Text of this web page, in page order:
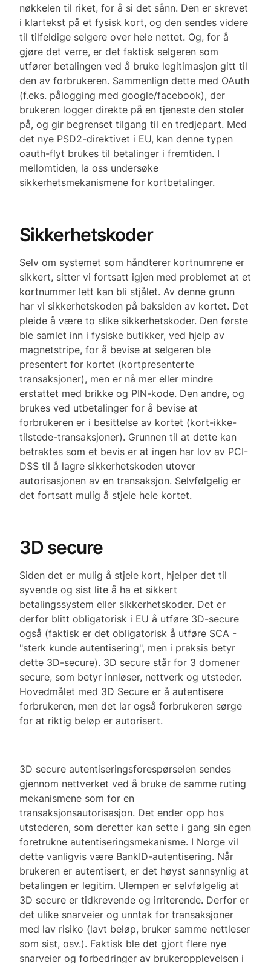
nøkkelen til riket, for å si det sånn. Den er skrevet
i klartekst på et fysisk kort, og den sendes videre
til tilfeldige selgere over hele nettet. Og, for å
gjøre det verre, er det faktisk selgeren som
utfører betalingen ved å bruke legitimasjon gitt til
den av forbrukeren. Sammenlign dette med OAuth
(f.eks. pålogging med google/facebook), der
brukeren logger direkte på en tjeneste den stoler
på, og gir begrenset tilgang til en tredjepart. Med
det nye PSD2-direktivet i EU, kan denne typen
oauth-flyt brukes til betalinger i fremtiden. I
mellomtiden, la oss undersøke
sikkerhetsmekanismene for kortbetalinger.
Sikkerhetskoder
Selv om systemet som håndterer kortnumrene er
sikkert, sitter vi fortsatt igjen med problemet at et
kortnummer lett kan bli stjålet. Av denne grunn
har vi sikkerhetskoden på baksiden av kortet. Det
pleide å være to slike sikkerhetskoder. Den første
ble samlet inn i fysiske butikker, ved hjelp av
magnetstripe, for å bevise at selgeren ble
presentert for kortet (kortpresenterte
transaksjoner), men er nå mer eller mindre
erstattet med brikke og PIN-kode. Den andre, og
brukes ved utbetalinger for å bevise at
forbrukeren er i besittelse av kortet (kort-ikke-
tilstede-transaksjoner). Grunnen til at dette kan
betraktes som et bevis er at ingen har lov av PCI-
DSS til å lagre sikkerhetskoden utover
autorisasjonen av en transaksjon. Selvfølgelig er
det fortsatt mulig å stjele hele kortet.
3D secure
Siden det er mulig å stjele kort, hjelper det til
syvende og sist lite å ha et sikkert
betalingssystem eller sikkerhetskoder. Det er
derfor blitt obligatorisk i EU å utføre 3D-secure
også (faktisk er det obligatorisk å utføre SCA -
"sterk kunde autentisering", men i praksis betyr
dette 3D-secure). 3D secure står for 3 domener
secure, som betyr innløser, nettverk og utsteder.
Hovedmålet med 3D Secure er å autentisere
forbrukeren, men det lar også forbrukeren sørge
for at riktig beløp er autorisert.
3D secure autentiseringsforespørselen sendes
gjennom nettverket ved å bruke de samme ruting
mekanismene som for en
transaksjonsautorisasjon. Det ender opp hos
utstederen, som deretter kan sette i gang sin egen
foretrukne autentiseringsmekanisme. I Norge vil
dette vanligvis være BankID-autentisering. Når
brukeren er autentisert, er det høyst sannsynlig at
betalingen er legitim. Ulempen er selvfølgelig at
3D secure er tidkrevende og irriterende. Derfor er
det ulike snarveier og unntak for transaksjoner
med lav risiko (lavt beløp, bruker samme nettleser
som sist, osv.). Faktisk ble det gjort flere nye
snarveier og forbedringer av brukeropplevelsen i